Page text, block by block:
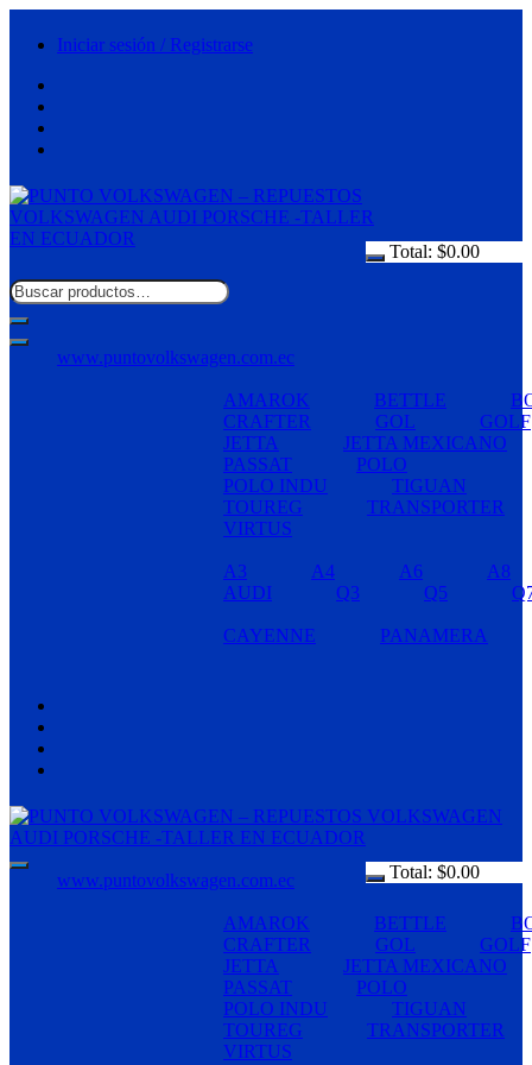
Iniciar sesión / Registrarse
Total: $0.00
www.puntovolkswagen.com.ec
AMAROK BETTLE
CRAFTER
GOL
GOLF
JETTA
JETTA MEXICANO
PASSAT
POLO
POLO INDU
TIGUAN
TOUREG
TRANSPORTER
VIRTUS
A3 A4 A6
A8
AUDI
Q3 Q5
CAYENNE PANAMERA
Total: $0.00
www.puntovolkswagen.com.ec
AMAROK BETTLE
CRAFTER
GOL
GOLF
JETTA
JETTA MEXICANO
PASSAT
POLO
POLO INDU
TIGUAN
TOUREG
TRANSPORTER
VIRTUS